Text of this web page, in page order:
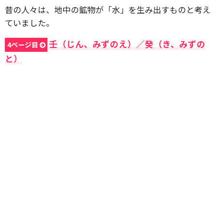
昔の人々は、地中の鉱物が「水」を生み出すものと考え
ていました。
4ページ目
壬（じん、みずのえ）／癸（き、みずの
と）